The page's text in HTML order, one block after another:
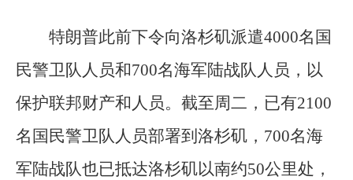
特朗普此前下令向洛杉矶派遣4000名国
民警卫队人员和700名海军陆战队人员，以
保护联邦财产和人员。截至周二，已有2100
名国民警卫队人员部署到洛杉矶，700名海
军陆战队也已抵达洛杉矶以南约50公里处，